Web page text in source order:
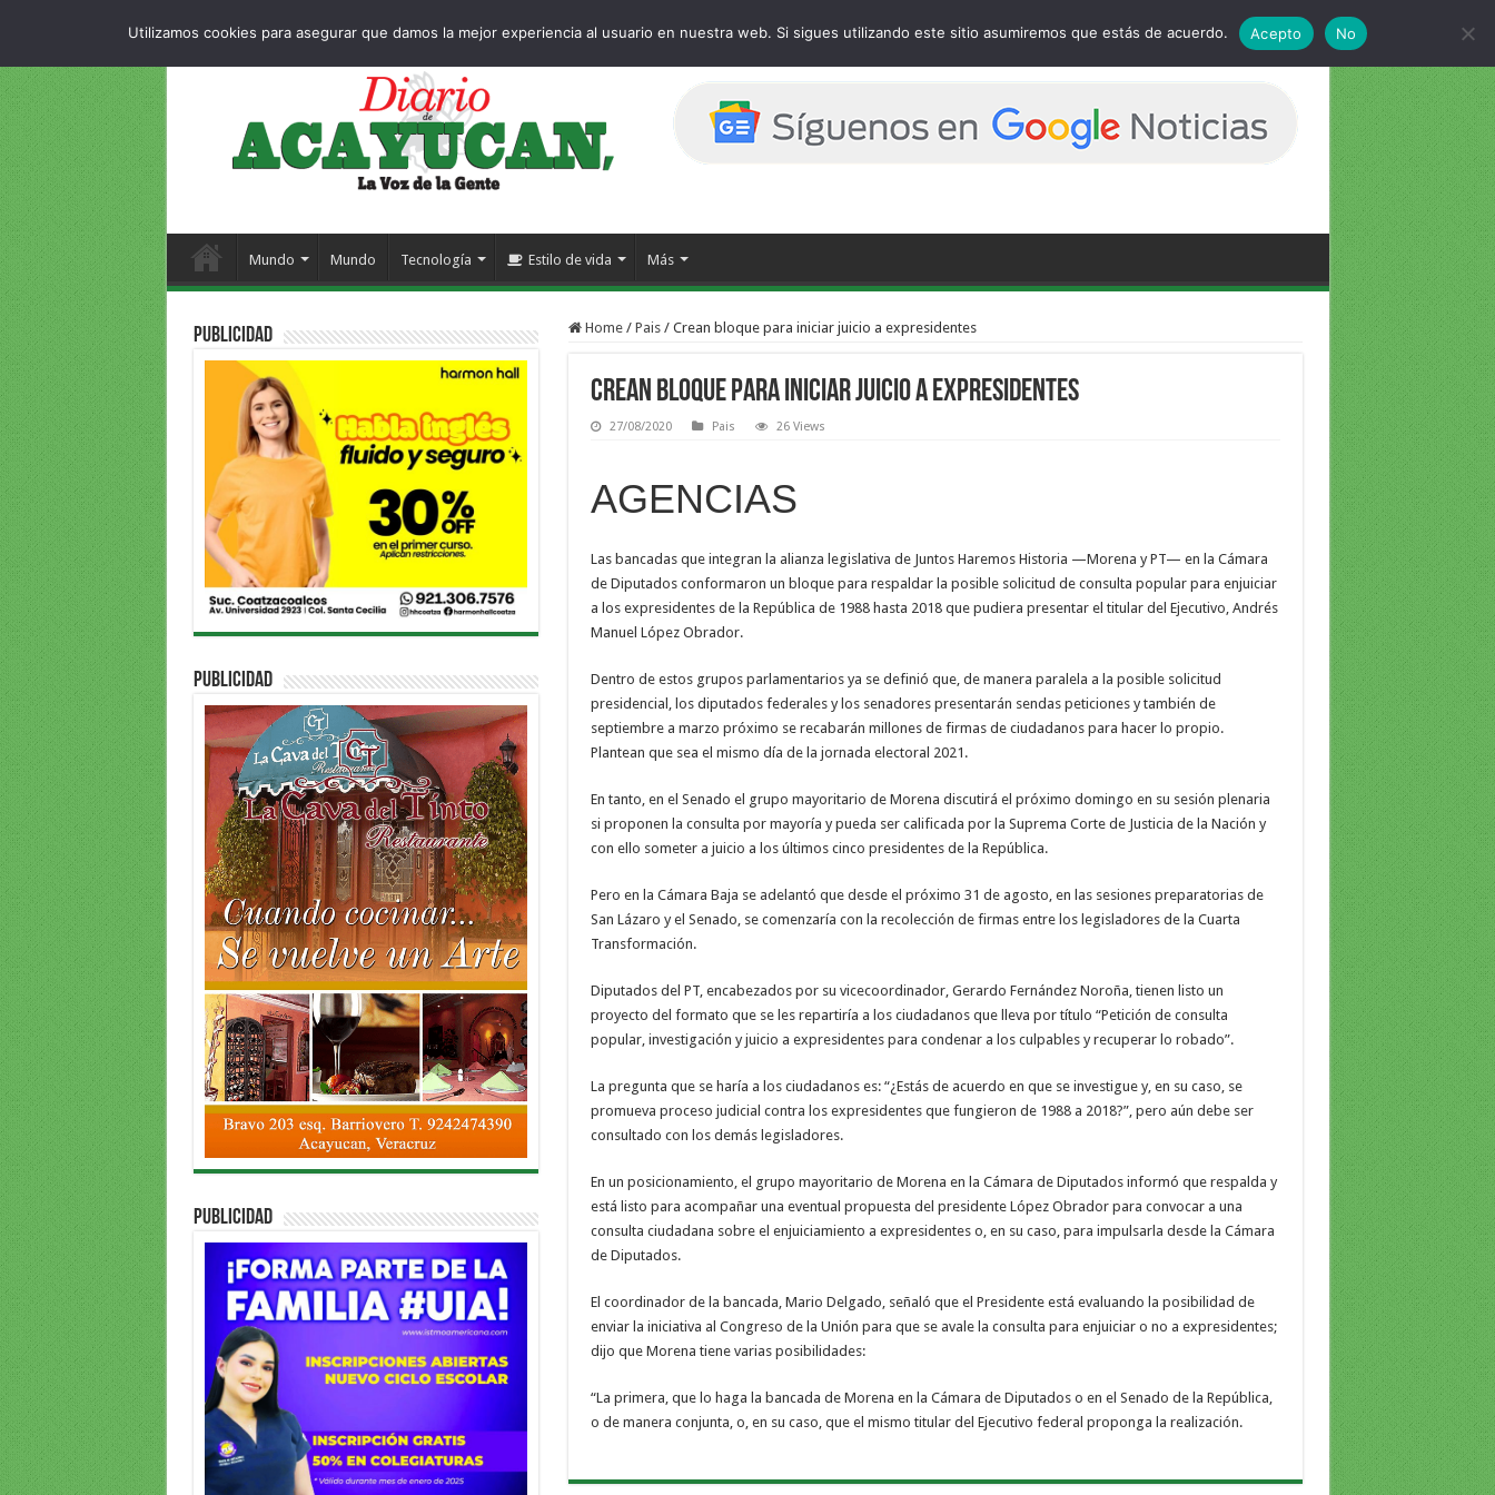
Mundo Mundo Tecnología Estilo de vida Más
Home / Pais / Crean bloque para iniciar juicio a expresidentes
Crean bloque para iniciar juicio a expresidentes
27/08/2020 Pais 26 Views
AGENCIAS
Las bancadas que integran la alianza legislativa de Juntos Haremos Historia —Morena y PT— en la Cámara
de Diputados conformaron un bloque para respaldar la posible solicitud de consulta popular para enjuiciar
a los expresidentes de la República de 1988 hasta 2018 que pudiera presentar el titular del Ejecutivo, Andrés
Manuel López Obrador.
Dentro de estos grupos parlamentarios ya se definió que, de manera paralela a la posible solicitud
presidencial, los diputados federales y los senadores presentarán sendas peticiones y también de
septiembre a marzo próximo se recabarán millones de firmas de ciudadanos para hacer lo propio.
Plantean que sea el mismo día de la jornada electoral 2021.
En tanto, en el Senado el grupo mayoritario de Morena discutirá el próximo domingo en su sesión plenaria
si proponen la consulta por mayoría y pueda ser calificada por la Suprema Corte de Justicia de la Nación y
con ello someter a juicio a los últimos cinco presidentes de la República.
Pero en la Cámara Baja se adelantó que desde el próximo 31 de agosto, en las sesiones preparatorias de
San Lázaro y el Senado, se comenzaría con la recolección de firmas entre los legisladores de la Cuarta
Transformación.
Diputados del PT, encabezados por su vicecoordinador, Gerardo Fernández Noroña, tienen listo un
proyecto del formato que se les repartiría a los ciudadanos que lleva por título “Petición de consulta
popular, investigación y juicio a expresidentes para condenar a los culpables y recuperar lo robado”.
La pregunta que se haría a los ciudadanos es: “¿Estás de acuerdo en que se investigue y, en su caso, se
promueva proceso judicial contra los expresidentes que fungieron de 1988 a 2018?”, pero aún debe ser
consultado con los demás legisladores.
En un posicionamiento, el grupo mayoritario de Morena en la Cámara de Diputados informó que respalda y
está listo para acompañar una eventual propuesta del presidente López Obrador para convocar a una
consulta ciudadana sobre el enjuiciamiento a expresidentes o, en su caso, para impulsarla desde la Cámara
de Diputados.
El coordinador de la bancada, Mario Delgado, señaló que el Presidente está evaluando la posibilidad de
enviar la iniciativa al Congreso de la Unión para que se avale la consulta para enjuiciar o no a expresidentes;
dijo que Morena tiene varias posibilidades:
“La primera, que lo haga la bancada de Morena en la Cámara de Diputados o en el Senado de la República,
o de manera conjunta, o, en su caso, que el mismo titular del Ejecutivo federal proponga la realización.
PUBLICIDAD
PUBLICIDAD
PUBLICIDAD
Utilizamos cookies para asegurar que damos la mejor experiencia al usuario en nuestra web. Si sigues utilizando este sitio asumiremos que estás de acuerdo. Acepto No